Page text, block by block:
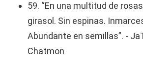
59. “En una multitud de
girasol. Sin espinas.
Abundante en semillas”. -
Chatmon